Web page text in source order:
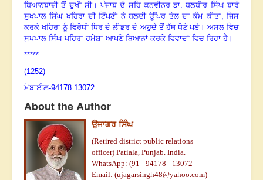
ਬਿਆਨਬਾਜ਼ੀ ਤੋਂ ਦੁਖੀ ਸੀ।ਪੰਜਾਬ ਦੇ ਸਹਿ ਕਨਵੀਨਰ ਡਾ. ਬਲਬੀਰ ਸਿੰਘ ਬਾਰੇ
ਸੁਖਪਾਲ ਸਿੰਘ ਖਹਿਰਾ ਦੀ ਟਿੱਪਣੀ ਨੇ ਬਲਦੀ ਉੱਪਰ ਤੇਲ ਦਾ ਕੰਮ ਕੀਤਾ,ਜਿਸ
ਕਰਕੇ ਖਹਿਰਾ ਨੂੰ ਵਿਰੋਧੀ ਧਿਰ ਦੇ ਲੀਡਰ ਦੇ ਅਹੁਦੇ ਤੋਂ ਹੱਥ ਧੋਣੇ ਪਏ। ਅਸਲ ਵਿਚ
ਸੁਖਪਾਲ ਸਿੰਘ ਖਹਿਰਾ ਹਮੇਸ਼ਾ ਆਪਣੇ ਬਿਆਨਾਂ ਕਰਕੇ ਵਿਵਾਦਾਂ ਵਿਚ ਰਿਹਾ ਹੈ ।
*****
(1252)
ਮੋਬਾਈਲ-94178 13072
About the Author
ਉਜਾਗਰ ਸਿੰਘ
(Retired district public relations
officer) Patiala, Punjab. India.
WhatsApp: (91 - 94178 - 13072
Email: (ujagarsingh48@yahoo.com)